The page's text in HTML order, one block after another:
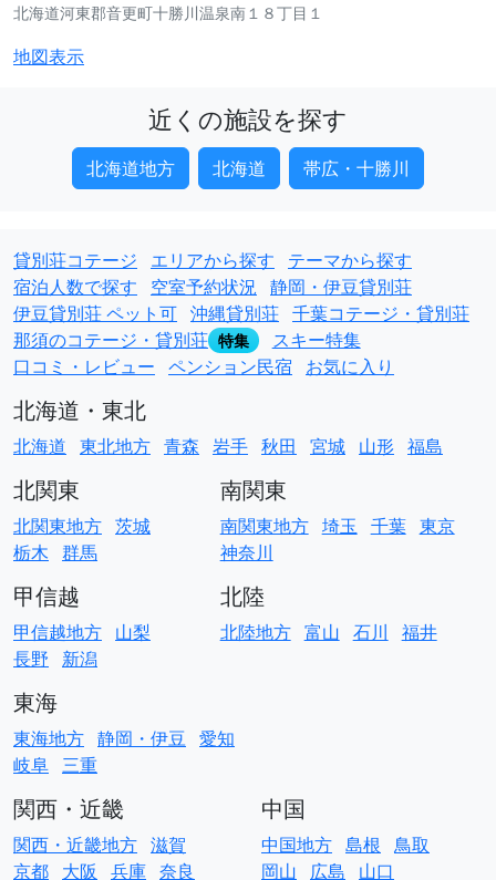
北海道河東郡音更町十勝川温泉南１８丁目１
地図表示
近くの施設を探す
北海道地方 北海道 帯広・十勝川
貸別荘コテージ エリアから探す
テーマから探す
宿泊人数で探す
空室予約状況 静岡・伊豆貸別荘
伊豆貸別荘 ペット可 沖縄貸別荘 千葉コテージ・貸別荘
那須のコテージ・貸別荘 特集
スキー特集
口コミ・レビュー ペンション民宿 お気に入り
北海道・東北
北海道 東北地方 青森 岩手 秋田 宮城 山形 福島
北関東
北関東地方 茨城
栃木 群馬
南関東
南関東地方 埼玉 千葉 東京
神奈川
甲信越
甲信越地方 山梨
長野
新潟
北陸
北陸地方 富山 石川 福井
東海
東海地方 静岡・伊豆 愛知
岐阜 三重
関西・近畿
関西・近畿地方 滋賀
京都 大阪 兵庫 奈良
中国
中国地方 島根 鳥取
岡山
広島 山口